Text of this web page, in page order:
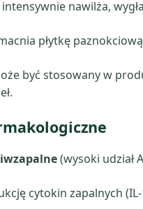
intensywnie nawilża,
płytkę
być stosowany w
(wysoki udział
cytokin zapalnych (IL-